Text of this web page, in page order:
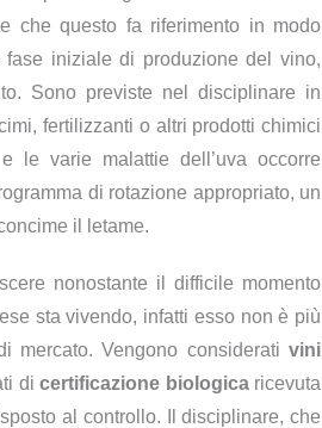
che questo fa riferimento in modo
iniziale di produzione del vino,
Sono previste nel disciplinare in
fertilizzanti o altri prodotti chimici
le varie malattie dell’uva occorre
di rotazione appropriato, un
il letame.
nonostante il difficile momento
sta vivendo, infatti esso non è più
mercato. Vengono considerati vini
di certificazione biologicaricevuta
al controllo. Il disciplinare, che